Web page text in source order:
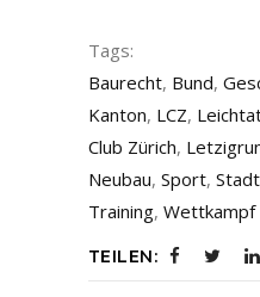
Tags:
Baurecht, Bund,
Kanton, LCZ,
Club Zürich,
Neubau, Sport,
Training, Wettkampf
TEILEN: